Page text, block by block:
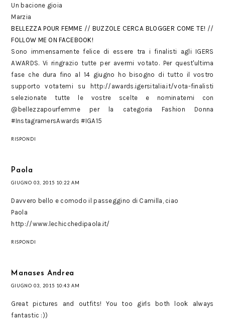
Un bacione gioia
Marzia
BELLEZZA POUR FEMME // BUZZOLE CERCA BLOGGER COME TE! //
FOLLOW ME ON FACEBOOK!
Sono immensamente felice di essere tra i finalisti agli IGERS
AWARDS. Vi ringrazio tutte per avermi votato. Per quest'ultima
fase che dura fino al 14 giugno ho bisogno di tutto il vostro
supporto votatemi su http://awards.igersitalia.it/vota-finalisti
selezionate tutte le vostre scelte e nominatemi con
@bellezzapourfemme per la categoria Fashion Donna
#InstagramersAwards #IGA15
RISPONDI
Paola
GIUGNO 03, 2015 10:22 AM
Davvero bello e comodo il passeggino di Camilla, ciao
Paola
http://www.lechicchedipaola.it/
RISPONDI
Manases Andrea
GIUGNO 03, 2015 10:43 AM
Great pictures and outfits! You too girls both look always
fantastic :))